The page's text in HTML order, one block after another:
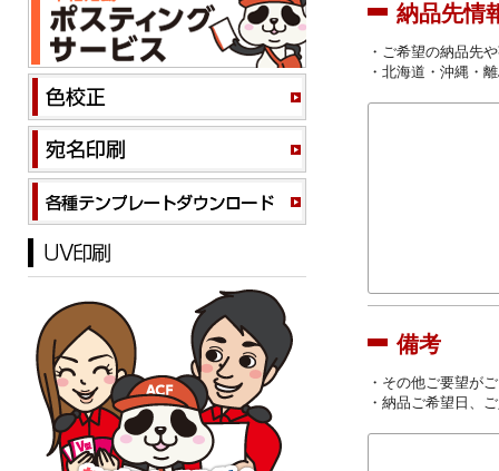
納品先情
・ご希望の納品先
・北海道・沖縄・
備考
・その他ご要望が
・納品ご希望日、